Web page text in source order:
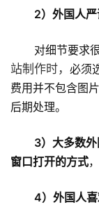
2）外国人
对细节要求
站制作时， 必须
费用并不包含图
后期处理。
3）大多数
窗口打开的方式
4）外国人